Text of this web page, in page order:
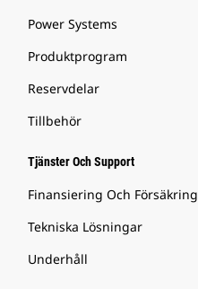
Power Systems
Produktprogram
Reservdelar
Tillbehör
Tjänster Och Support
Finansiering Och Försäkring
Tekniska Lösningar
Underhåll